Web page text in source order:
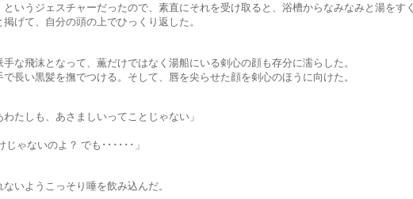
スチャーだったので、素直にそれを受け取ると、浴槽からなみなみと湯をすく
自分の頭の上でひっくり返した。
なって、薫だけではなく湯船にいる剣心の顔も存分に濡らした。
を撫でつける。そして、唇を尖らせた顔を剣心のほうに向けた。
も、あさましいってことじゃない」
いのよ？ でも･･････」
うこっそり唾を飲み込んだ。